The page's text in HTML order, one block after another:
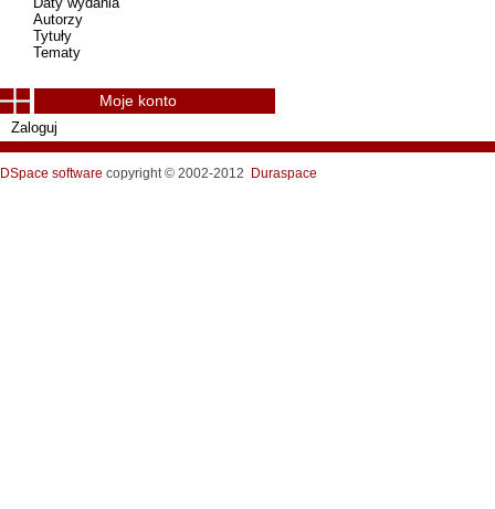
Autorzy
Tytuły
Tematy
Moje konto
Zaloguj
DSpace software copyright © 2002-2012 Duraspace